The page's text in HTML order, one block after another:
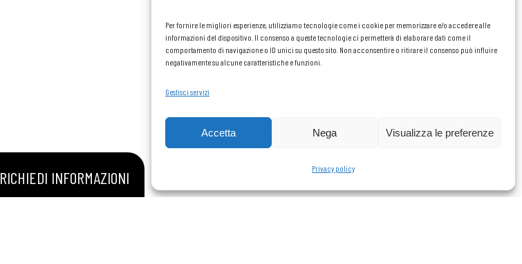
Per fornire le migliori esperienze, utilizziamo tecnologie come i cookie per memorizzare e/o accedere alle
informazioni del dispositivo. Il consenso a queste tecnologie ci permetterà di elaborare dati come il
comportamento di navigazione o ID unici su questo sito. Non acconsentire o ritirare il consenso può influire
negativamente su alcune caratteristiche e funzioni.
Gestisci servizi
Accetta Nega Visualizza le preferenze
Privacy policy
RICHIEDI INFORMAZIONI